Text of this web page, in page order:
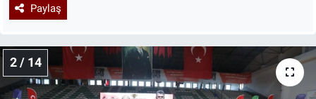
Paylaş
2 / 14